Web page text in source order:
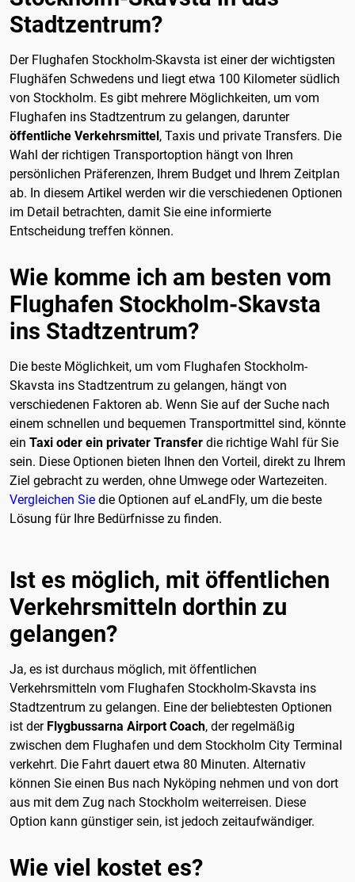
Stadtzentrum?
Der Flughafen Stockholm-Skavsta ist einer der wichtigsten
Flughäfen Schwedens und liegt etwa 100 Kilometer südlich
von Stockholm. Es gibt mehrere Möglichkeiten, um vom
Flughafen ins Stadtzentrum zu gelangen, darunter
öffentliche Verkehrsmittel , Taxis und private Transfers. Die
Wahl der richtigen Transportoption hängt von Ihren
persönlichen Präferenzen, Ihrem Budget und Ihrem Zeitplan
ab. In diesem Artikel werden wir die verschiedenen Optionen
im Detail betrachten, damit Sie eine informierte
Entscheidung treffen können.
Wie komme ich am besten vom
Flughafen Stockholm-Skavsta
ins Stadtzentrum?
Die beste Möglichkeit, um vom Flughafen Stockholm-
Skavsta ins Stadtzentrum zu gelangen, hängt von
verschiedenen Faktoren ab. Wenn Sie auf der Suche nach
einem schnellen und bequemen Transportmittel sind, könnte
ein Taxi oder ein privater Transfer die richtige Wahl für Sie
sein. Diese Optionen bieten Ihnen den Vorteil, direkt zu Ihrem
Ziel gebracht zu werden, ohne Umwege oder Wartezeiten.
Vergleichen Sie die Optionen auf eLandFly, um die beste
Lösung für Ihre Bedürfnisse zu finden.
Ist es möglich, mit öffentlichen
Verkehrsmitteln dorthin zu
gelangen?
Ja, es ist durchaus möglich, mit öffentlichen
Verkehrsmitteln vom Flughafen Stockholm-Skavsta ins
Stadtzentrum zu gelangen. Eine der beliebtesten Optionen
ist der Flygbussarna Airport Coach, der regelmäßig
zwischen dem Flughafen und dem Stockholm City Terminal
verkehrt. Die Fahrt dauert etwa 80 Minuten. Alternativ
können Sie einen Bus nach Nyköping nehmen und von dort
aus mit dem Zug nach Stockholm weiterreisen. Diese
Option kann günstiger sein, ist jedoch zeitaufwändiger.
Wie viel kostet es?